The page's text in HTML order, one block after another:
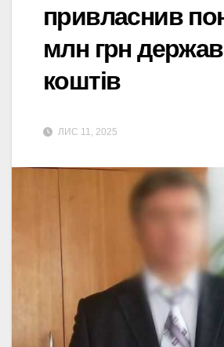
привласнив
млн грн
коштів
ЛИС 11, 2025